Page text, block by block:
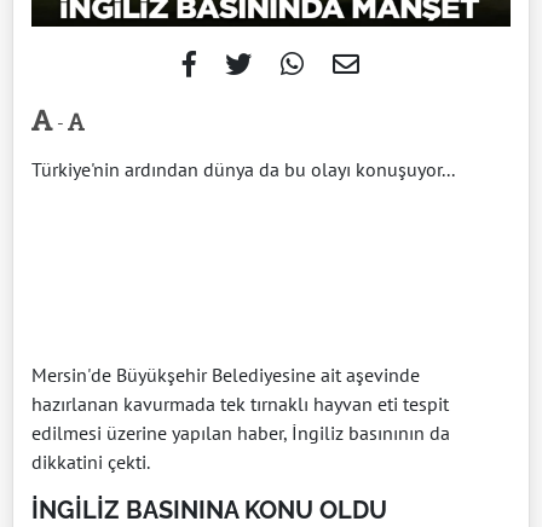
-
Türkiye'nin ardından dünya da bu olayı konuşuyor...
Mersin'de Büyükşehir Belediyesine ait aşevinde
hazırlanan kavurmada tek tırnaklı hayvan eti tespit
edilmesi üzerine yapılan haber, İngiliz basınının da
dikkatini çekti.
İNGİLİZ BASININA KONU OLDU